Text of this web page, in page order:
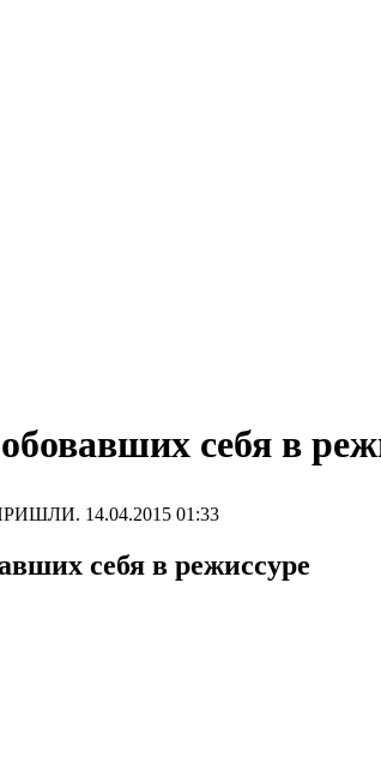
себя в
14.04.2015 01:33
себя в режиссуре